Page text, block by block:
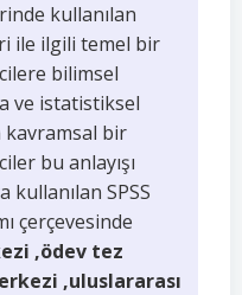
kullanılan
ile ilgili temel bir
bilimsel
ve istatistiksel
kavramsal bir
bu anlayışı
kullanılan SPSS
çerçevesinde
,ödev tez
,uluslararası